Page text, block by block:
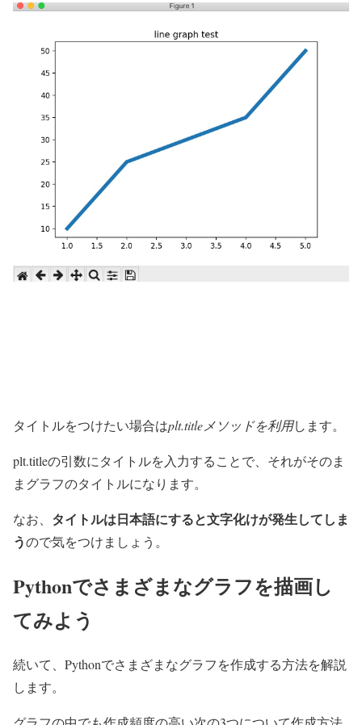
タイトルをつけたい場合はplt.titleメソッドを利用します。
plt.titleの引数にタイトルを入力することで、それがそのま
まグラフのタイトルになります。
なお、 タイトルは日本語にすると文字化けが発生してしま
うので気をつけましょう。
Pythonでさまざまなグラフを描画し
てみよう
続いて、Pythonでさまざまなグラフを作成する方法を解説
します。